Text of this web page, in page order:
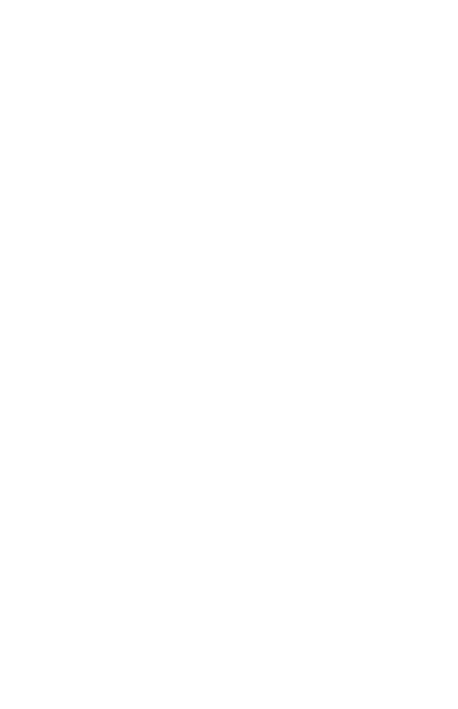
accept that cookies are used to help us analyze how the website is used and to offer